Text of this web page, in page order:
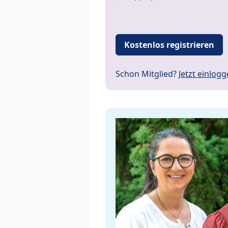
Kostenlos registrieren
Schon Mitglied? Jetzt